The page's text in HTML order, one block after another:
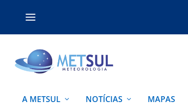
A METSUL NOTÍCIAS MAPAS